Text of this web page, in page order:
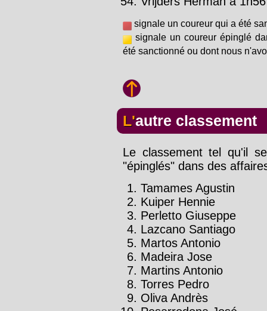
signale un coureur qui a été
signale un coureur épinglé
été sanctionné ou dont nous
L'autre classement
Le classement tel qu'il
"épinglés" dans des
Tamames Agustin
Kuiper Hennie
Perletto Giuseppe
Lazcano Santiago
Martos Antonio
Madeira Jose
Martins Antonio
Torres Pedro
Oliva Andrès